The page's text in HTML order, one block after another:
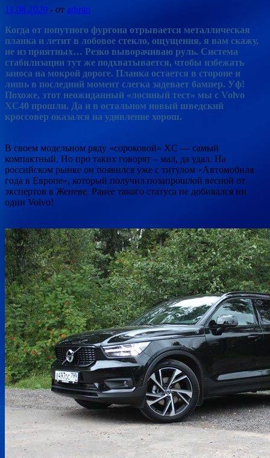
11.08.2020 - от admin
Когда от попутного фургона отрывается металлическая
планка и летит в лобовое стекло, ощущения, я вам скажу,
не из приятных… Резко выворачиваю руль. Система
стабилизации тут же подхватывается, чтобы избежать
заноса на мокрой дороге. Планка остается в стороне и
лишь в последний момент слегка задевает бампер. Уф!
Похоже, этот неожиданный «лосиный тест» мы с Volvo
XC40 прошли. Да и в остальном новый шведский
кроссовер оказался на удивление хорош.
В своем модельном ряду «сороковой» XC — самый
компактный. Но про таких говорят – мал, да удал. На
российском рынке он появился уже с титулом «Автомобиля
года в Европе», который получил позапрошлой весной от
экспертов в Женеве. Ранее такого статуса не добивался ни
один Volvo!